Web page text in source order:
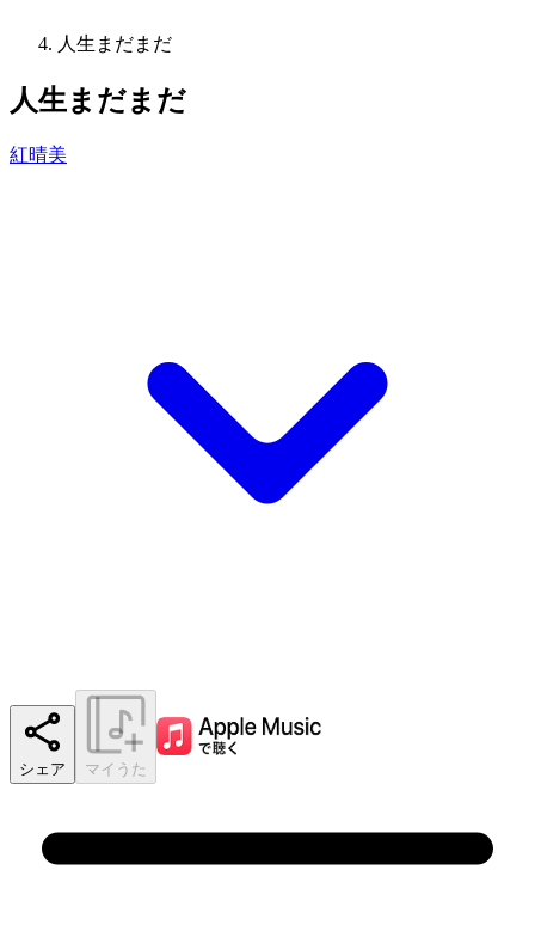
人生まだまだ
人生まだまだ
紅晴美
シェア マイうた